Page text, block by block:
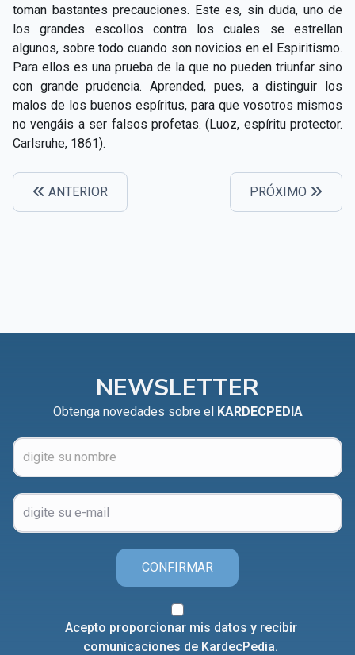
toman bastantes precauciones. Este es, sin duda, uno de
los grandes escollos contra los cuales se estrellan
algunos, sobre todo cuando son novicios en el Espiritismo.
Para ellos es una prueba de la que no pueden triunfar sino
con grande prudencia. Aprended, pues, a distinguir los
malos de los buenos espíritus, para que vosotros mismos
no vengáis a ser falsos profetas. (Luoz, espíritu protector.
Carlsruhe, 1861).
ANTERIOR PRÓXIMO
NEWSLETTER
Obtenga novedades sobre el KARDECPEDIA
CONFIRMAR
Acepto proporcionar mis datos y recibir
comunicaciones de KardecPedia.